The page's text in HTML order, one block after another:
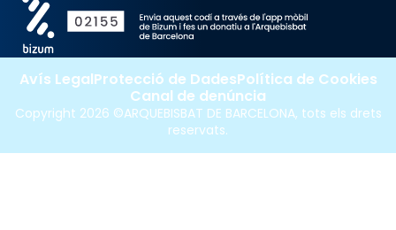
Copyright 2026 ©ARQUEBISBAT DE BARCELONA, tots els drets
reservats.
Avís LegalProtecció de DadesPolítica de Cookies
Canal de denúncia